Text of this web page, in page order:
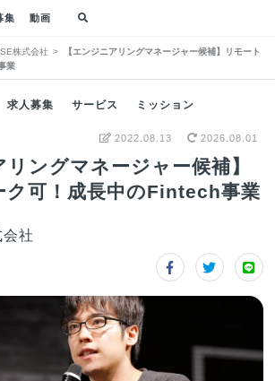
集 動画
株式会社
【エンジニアリングマネージャー候補】リモート
業
求人募集 サービス ミッション
2022.08.13 2026.08.01
リングマネージャー候補】
ク可！成長中のFintech事業
社